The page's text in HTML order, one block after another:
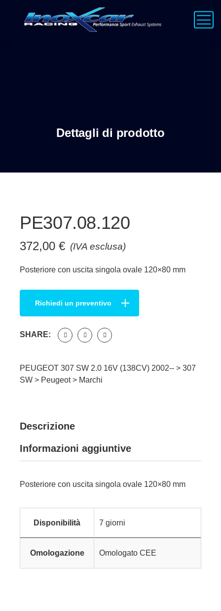
Dettagli di prodotto
PE307.08.120
(IVA esclusa)
372,00 €
Posteriore con uscita singola ovale 120×80 mm
Richiedi un preventivo
SHARE:
PEUGEOT 307 SW 2.0 16V (138CV) 2002-- > 307
SW > Peugeot> Marchi
Descrizione
Informazioni aggiuntive
Posteriore con uscita singola ovale 120×80 mm
Disponibilità 7 giorni
Omologazione Omologato CEE